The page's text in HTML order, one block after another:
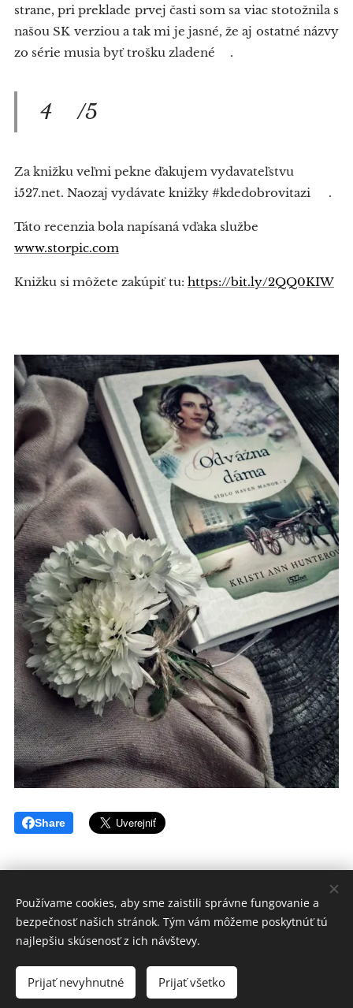
strane, pri preklade prvej časti som sa viac stotožnila s
našou SK verziou a tak mi je jasné, že aj ostatné názvy
zo série musia byť trošku zladené🤷‍♀️.
4⭐/5⭐
Za knižku veľmi pekne ďakujem vydavateľstvu
i527.net. Naozaj vydávate knižky #kdedobrovitazi ❤️.
Táto recenzia bola napísaná vďaka službe
www.storpic.com
Knižku si môžete zakúpiť tu: https://bit.ly/2QQ0KIW
Share
Otvorená kniha - knižný blog
Vytvorené službouWebnode
Používame cookies, aby sme zaistili správne fungovanie a
bezpečnosť našich stránok. Tým vám môžeme poskytnúť tú
najlepšiu skúsenosť z ich návštevy.
Prijať nevyhnutné Prijať všetko